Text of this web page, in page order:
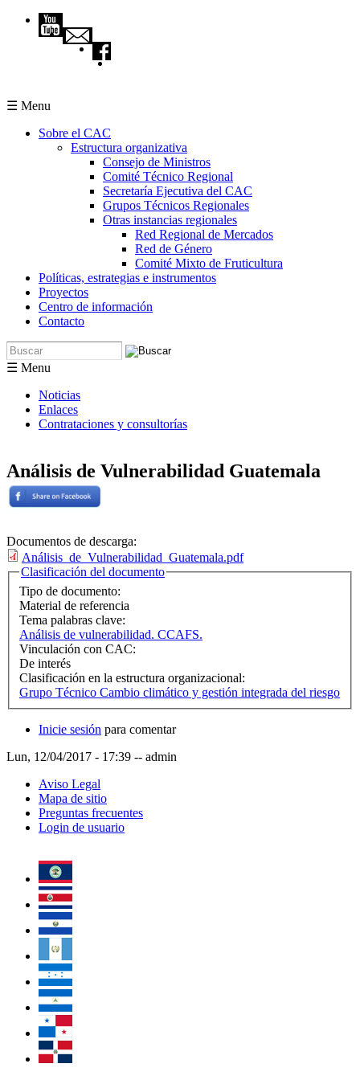
Pasar al contenido principal
☰ Menu
Sobre el CAC
Estructura organizativa
Consejo de Ministros
Comité Técnico Regional
Secretaría Ejecutiva del CAC
Grupos Técnicos Regionales
Otras instancias regionales
Red Regional de Mercados
Red de Género
Comité Mixto de Fruticultura
Políticas, estrategias e instrumentos
Proyectos
Centro de información
Contacto
Formulario de búsqueda
Buscar
☰ Menu
Noticias
Enlaces
Contrataciones y consultorías
Análisis de Vulnerabilidad Guatemala
Documentos de descarga:
Análisis_de_Vulnerabilidad_Guatemala.pdf
Ocultar
Clasificación del documento
Tipo de documento:
Material de referencia
Tema palabras clave:
Análisis de vulnerabilidad. CCAFS.
Vinculación con CAC:
De interés
Clasificación en la estructura organizacional:
Grupo Técnico Cambio climático y gestión integrada del riesgo
Inicie sesión para comentar
Lun, 12/04/2017 - 17:39 -- admin
Aviso Legal
Mapa de sitio
Preguntas frecuentes
Login de usuario